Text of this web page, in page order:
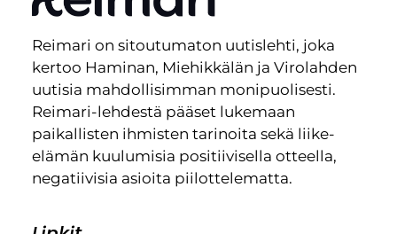
Reimari on sitoutumaton uutislehti, joka
kertoo Haminan, Miehikkälän ja Virolahden
uutisia mahdollisimman monipuolisesti.
Reimari-lehdestä pääset lukemaan
paikallisten ihmisten tarinoita sekä liike-
elämän kuulumisia positiivisella otteella,
negatiivisia asioita piilottelematta.